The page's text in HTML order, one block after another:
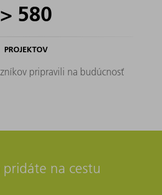
> 580
PROJEKTOV
pripravili na budúcnosť
pridáte na cestu